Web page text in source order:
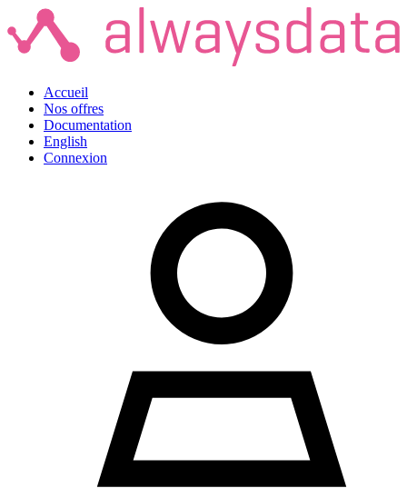
Accueil
Nos offres
Documentation
English
Connexion